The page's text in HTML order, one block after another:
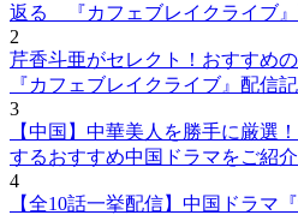
返る 『カフェブレイクライブ
2
芹香斗亜がセレクト！おすすめ
『カフェブレイクライブ』配信
3
【中国】中華美人を勝手に厳選
するおすすめ中国ドラマをご紹介
4
【全10話一挙配信】中国ドラマ